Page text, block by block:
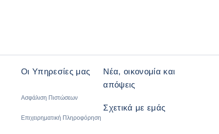
Οι Υπηρεσίες μας
Ασφάλιση Πιστώσεων
Επιχειρηματική Πληροφόρηση
Νέα, οικονομία και
απόψεις
Σχετικά με εμάς